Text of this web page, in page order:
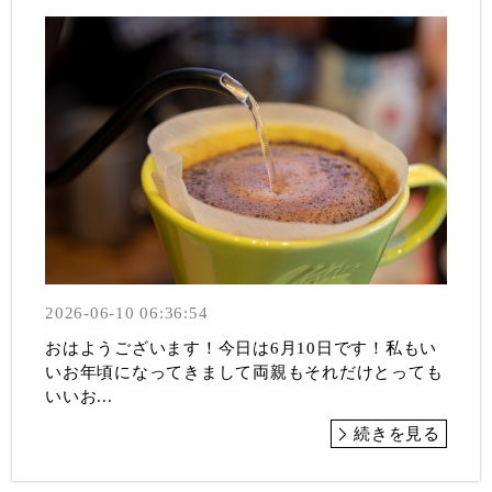
2026-06-10 06:36:54
おはようございます！今日は6月10日です！私もい
いお年頃になってきまして両親もそれだけとっても
いいお...
続きを見る